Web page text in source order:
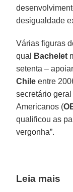
desigualdade
Várias figuras
qual
Bachelet
setenta –
Chile entre
secretário
Americanos (
qualificou as
vergonha”.
Leia mais